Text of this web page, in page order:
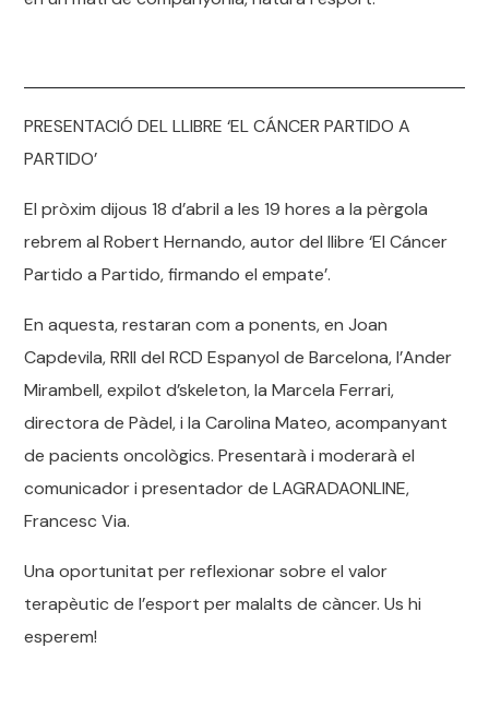
PRESENTACIÓ DEL LLIBRE ‘EL CÁNCER PARTIDO A
PARTIDO’
El pròxim dijous 18 d’abril a les 19 hores a la pèrgola
rebrem al Robert Hernando, autor del llibre ‘El Cáncer
Partido a Partido, firmando el empate’.
En aquesta, restaran com a ponents, en Joan
Capdevila, RRII del RCD Espanyol de Barcelona, l’Ander
Mirambell, expilot d’skeleton, la Marcela Ferrari,
directora de Pàdel, i la Carolina Mateo, acompanyant
de pacients oncològics. Presentarà i moderarà el
comunicador i presentador de LAGRADAONLINE,
Francesc Via.
Una oportunitat per reflexionar sobre el valor
terapèutic de l’esport per malalts de càncer. Us hi
esperem!